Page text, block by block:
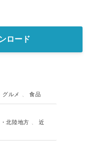
ロード
グルメ 、食品
北陸地方 、近